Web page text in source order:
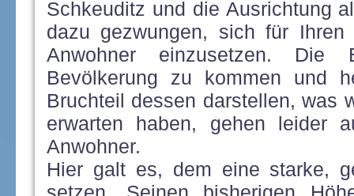
Schkeuditz und die Ausrichtung
dazu gezwungen, sich für
Anwohner einzusetzen.
Bevölkerung zu kommen und
Bruchteil dessen darstellen, was
erwarten haben, gehen leider
Anwohner.
Hier galt es, dem eine starke,